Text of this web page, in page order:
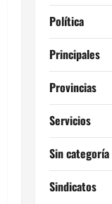
Política
Principales
Provincias
Servicios
Sin categoría
Sindicatos